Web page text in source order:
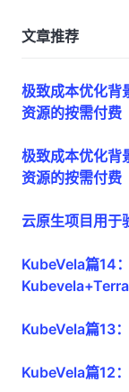
文章推荐
极致成本优化背
资源的按需付费
极致成本优化背
资源的按需付费
云原生项目用
KubeVela篇14
KubeVela篇13
KubeVela篇12